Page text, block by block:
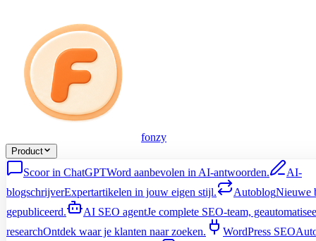
fonzy
Product
Scoor in ChatGPTWord aanbevolen in AI-antwoorden.
AI-
blogschrijverExpertartikelen in jouw eigen stijl. AutoblogNieuwe
gepubliceerd.
AI SEO agentJe complete SEO-team,
researchOntdek waar je klanten naar zoeken. WordPress SEO